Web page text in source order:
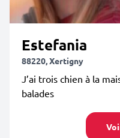
Estefania
88220, Xertigny
J’ai trois chien à la
balades